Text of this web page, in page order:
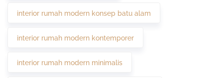
interior rumah modern konsep batu alam
interior rumah modern kontemporer
interior rumah modern minimalis